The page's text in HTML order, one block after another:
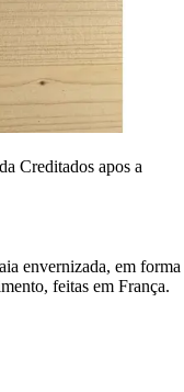
Creditados apos a
envernizada, em forma
feitas em França.